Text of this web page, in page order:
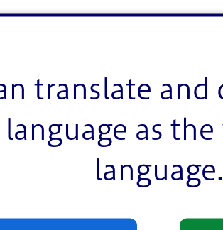
translate and
language as
language.
視認性に配慮した計画としています
の軽減や周辺環境に配慮しています